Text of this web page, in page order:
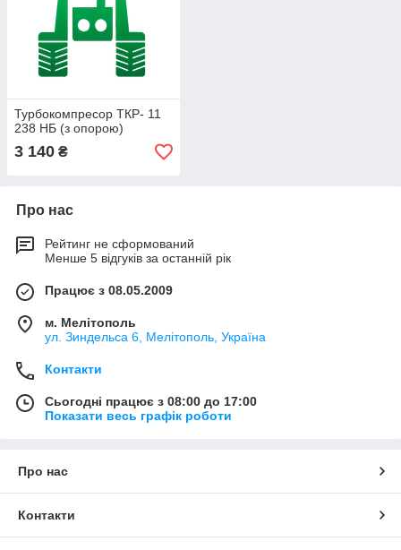
Турбокомпресор ТКР- 11
238 НБ (з опорою)
3 140 ₴
Про нас
Рейтинг не сформований
Менше 5 відгуків за останній рік
Працює з 08.05.2009
м. Мелітополь
ул. Зиндельса 6, Мелітополь, Україна
Контакти
Сьогодні працює з 08:00 до 17:00
Показати весь графік роботи
Про нас
Контакти